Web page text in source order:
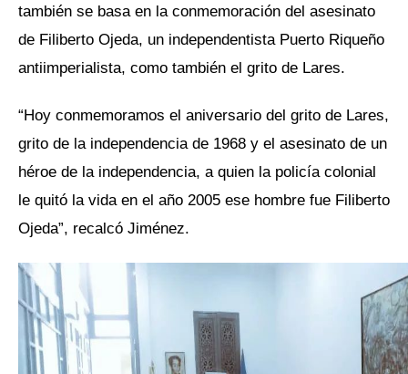
también se basa en la conmemoración del asesinato
de Filiberto Ojeda, un independentista Puerto Riqueño
antiimperialista, como también el grito de Lares.
“Hoy conmemoramos el aniversario del grito de Lares,
grito de la independencia de 1968 y el asesinato de un
héroe de la independencia, a quien la policía colonial
le quitó la vida en el año 2005 ese hombre fue Filiberto
Ojeda”, recalcó Jiménez.